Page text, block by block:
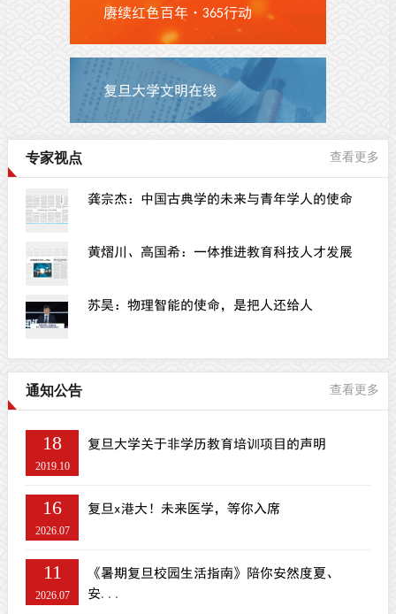
赓续红色百年·365行动
复旦大学文明在线
专家视点 查看更多
龚宗杰：中国古典学的未来与青年学人的使命
黄熠川、高国希：一体推进教育科技人才发展
苏昊：物理智能的使命，是把人还给人
通知公告 查看更多
18
2019.10
复旦大学关于非学历教育培训项目的声明
16
2026.07
复旦x港大！未来医学，等你入席
11
2026.07
《暑期复旦校园生活指南》陪你安然度夏、
安...